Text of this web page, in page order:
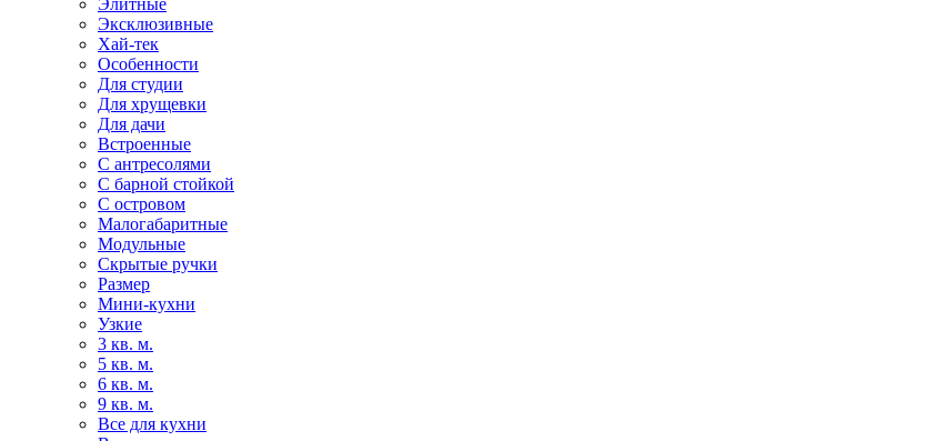
Эксклюзивные
Хай-тек
Особенности
Для студии
Для хрущевки
Для дачи
Встроенные
С антресолями
С барной стойкой
С островом
Малогабаритные
Модульные
Скрытые ручки
Размер
Мини-кухни
Узкие
3 кв. м.
5 кв. м.
6 кв. м.
9 кв. м.
Все для кухни